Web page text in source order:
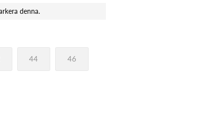
44 46